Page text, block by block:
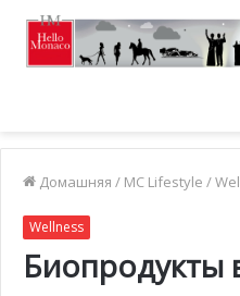
Домашняя / MC Lifestyle /
Wellness
Биопродукты